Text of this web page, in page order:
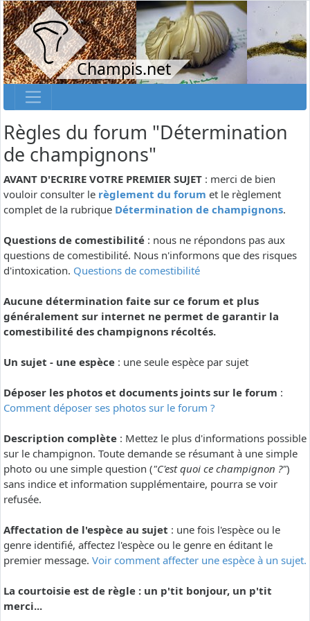
Champis.net
Règles du forum "Détermination
de champignons"
AVANT D'ECRIRE VOTRE PREMIER SUJET : merci de bien
vouloir consulter le règlement du forum et le règlement
complet de la rubrique Détermination de champignons.
Questions de comestibilité : nous ne répondons pas aux
questions de comestibilité. Nous n'informons que des risques
d'intoxication. Questions de comestibilité
Aucune détermination faite sur ce forum et plus
généralement sur internet ne permet de garantir la
comestibilité des champignons récoltés.
Un sujet - une espèce : une seule espèce par sujet
Déposer les photos et documents joints sur le forum :
Comment déposer ses photos sur le forum ?
Description complète : Mettez le plus d'informations possible
sur le champignon. Toute demande se résumant à une simple
photo ou une simple question ("C'est quoi ce champignon ?")
sans indice et information supplémentaire, pourra se voir
refusée.
Affectation de l'espèce au sujet : une fois l'espèce ou le
genre identifié, affectez l'espèce ou le genre en éditant le
premier message. Voir comment affecter une espèce à un sujet.
La courtoisie est de règle : un p'tit bonjour, un p'tit
merci...